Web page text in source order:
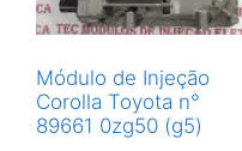
Módulo de Injeção
Corolla Toyota n°
89661 0zg50 (g5)